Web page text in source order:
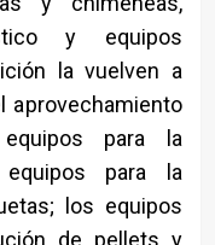
y equipos
la vuelven a
aprovechamiento
para la
para la
los equipos
de pellets y